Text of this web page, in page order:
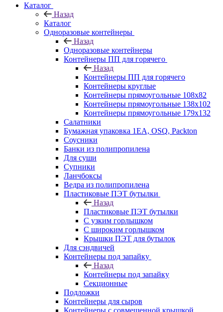
Каталог
Назад
Каталог
Одноразовые контейнеры
Назад
Одноразовые контейнеры
Контейнеры ПП для горячего
Назад
Контейнеры ПП для горячего
Контейнеры круглые
Контейнеры прямоугольные 108х82
Контейнеры прямоугольные 138х102
Контейнеры прямоугольные 179х132
Салатники
Бумажная упаковка 1ЕА, OSQ, Packton
Соусники
Банки из полипропилена
Для суши
Супники
Ланчбоксы
Ведра из полипропилена
Пластиковые ПЭТ бутылки
Назад
Пластиковые ПЭТ бутылки
С узким горлышком
С широким горлышком
Крышки ПЭТ для бутылок
Для сэндвичей
Контейнеры под запайку
Назад
Контейнеры под запайку
Секционные
Подложки
Контейнеры для сыров
Контейнеры с совмещенной крышкой